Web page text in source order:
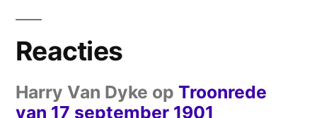
Reacties
Harry Van Dyke op Troonrede
van 17 september 1901